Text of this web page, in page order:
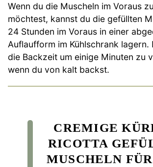
Wenn du die Muscheln im Voraus
möchtest, kannst du die gefüllten
24 Stunden im Voraus in einer
Auflaufform im Kühlschrank lagern.
die Backzeit um einige Minuten zu
wenn du von kalt backst.
CREMIGE
RICOTTA
MUSCHELN